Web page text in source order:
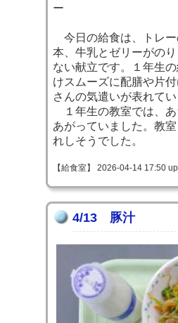
ー
今日の給食は、トレ
本、牛乳とゼリーがの
ない献立です。１年生
けスムーズに配膳や片
さんの気遣いが表れて
１年生の教室では、あ
あがっていました。教
れしそうでした。
【給食室】 2026-04-14 17:50
4/13 豚汁